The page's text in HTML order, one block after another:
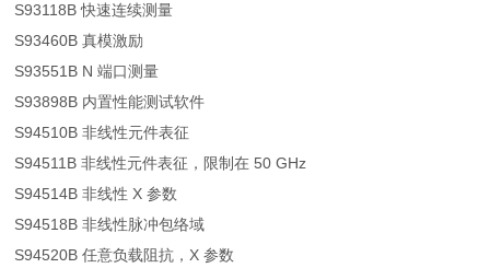
S93118B 快速连续测量
S93460B 真模激励
S93551B N 端口测量
S93898B 内置性能测试软件
S94510B 非线性元件表征
S94511B 非线性元件表征，限制在 50 GHz
S94514B 非线性 X 参数
S94518B 非线性脉冲包络域
S94520B 任意负载阻抗，X 参数